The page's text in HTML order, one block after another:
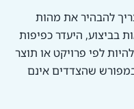
להבהיר את מהות
בביצוע, היעדר כפיפות
לפי פרויקט או תוצר
שהצדדים אינם